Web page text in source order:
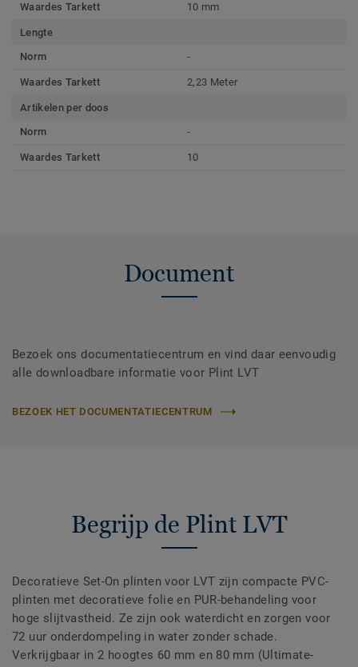
Waardes Tarkett 10 mm
Lengte
Norm
-
Waardes Tarkett 2,23 Meter
Artikelen per doos
Norm
-
Waardes Tarkett 10
Document
Bezoek ons documentatiecentrum en vind daar eenvoudig
alle downloadbare informatie voor Plint LVT
BEZOEK HET DOCUMENTATIECENTRUM
Begrijp de Plint LVT
Decoratieve Set-On plinten voor LVT zijn compacte PVC-
plinten met decoratieve folie en PUR-behandeling voor
hoge slijtvastheid. Ze zijn ook waterdicht en zorgen voor
72 uur onderdompeling in water zonder schade.
Verkrijgbaar in 2 hoogtes 60 mm en 80 mm (Ultimate-